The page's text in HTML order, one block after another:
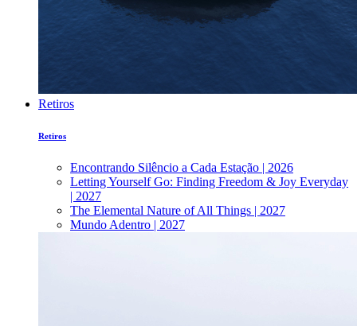
Retiros
Retiros
Encontrando Silêncio a Cada Estação | 2026
Letting Yourself Go: Finding Freedom & Joy Everyday
| 2027
The Elemental Nature of All Things | 2027
Mundo Adentro | 2027